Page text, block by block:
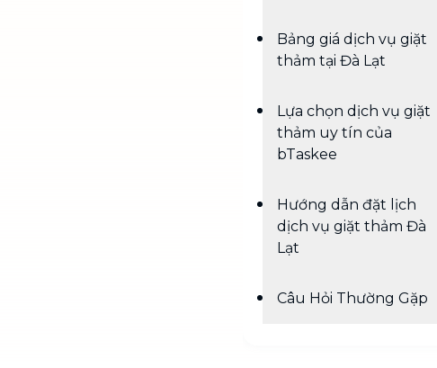
Bảng giá dịch vụ giặt
thảm tại Đà Lạt
Lựa chọn dịch vụ giặt
thảm uy tín của
bTaskee
Hướng dẫn đặt lịch
dịch vụ giặt thảm Đà
Lạt
Câu Hỏi Thường Gặp